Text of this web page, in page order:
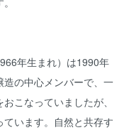
年生まれ）は1990年
の中心メンバーで、一
こなっていましたが、
います。自然と共存す